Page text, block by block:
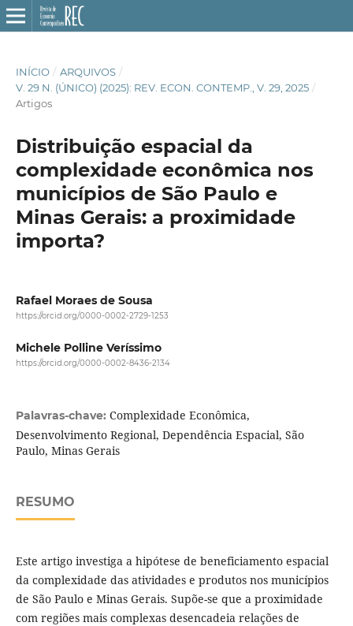
INÍCIO / ARQUIVOS /
V. 29 N. (ÚNICO) (2025): REV. ECON. CONTEMP., V. 29, 2025 /
Artigos
Distribuição espacial da
complexidade econômica nos
municípios de São Paulo e
Minas Gerais: a proximidade
importa?
Rafael Moraes de Sousa
https://orcid.org/0000-0002-2729-1253
Michele Polline Veríssimo
https://orcid.org/0000-0002-8436-2134
Palavras-chave: Complexidade Econômica,
Desenvolvimento Regional, Dependência Espacial, São
Paulo, Minas Gerais
RESUMO
Este artigo investiga a hipótese de beneficiamento espacial
da complexidade das atividades e produtos nos municípios
de São Paulo e Minas Gerais. Supõe-se que a proximidade
com regiões mais complexas desencadeia relações de